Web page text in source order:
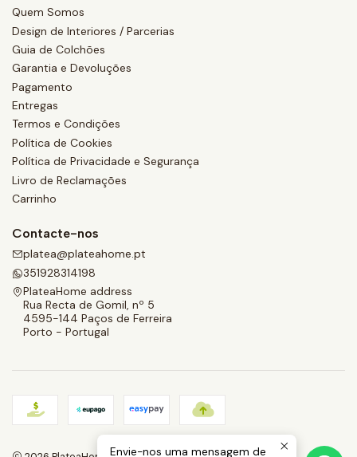
Quem Somos
Design de Interiores / Parcerias
Guia de Colchões
Garantia e Devoluções
Pagamento
Entregas
Termos e Condições
Política de Cookies
Política de Privacidade e Segurança
Livro de Reclamações
Carrinho
Contacte-nos
platea@plateahome.pt
351928314198
PlateaHome address
Rua Recta de Gomil, nº 5
4595-144 Paços de Ferreira
Porto - Portugal
Envie-nos uma mensagem de